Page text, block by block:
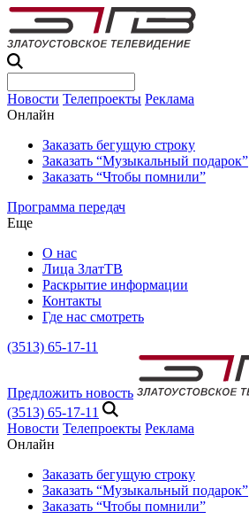
Новости Телепроекты Реклама
Онлайн
Заказать бегущую строку
Заказать “Музыкальный подарок”
Заказать “Чтобы помнили”
Программа передач
Еще
О нас
Лица ЗлатТВ
Раскрытие информации
Контакты
Где нас смотреть
(3513) 65-17-11
Предложить новость
(3513) 65-17-11
Новости Телепроекты Реклама
Онлайн
Заказать бегущую строку
Заказать “Музыкальный подарок”
Заказать “Чтобы помнили”